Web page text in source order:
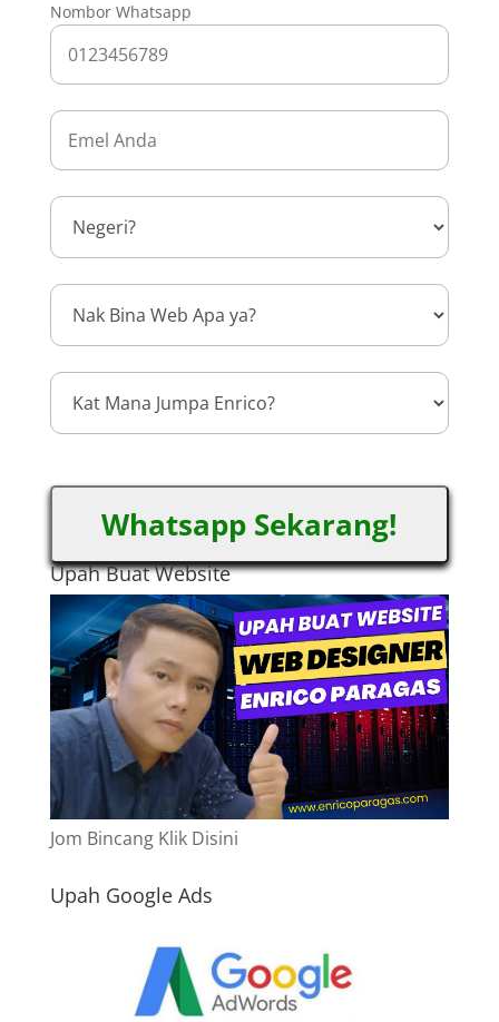
Nombor Whatsapp
Whatsapp Sekarang!
Upah Buat Website
Jom Bincang Klik Disini
Upah Google Ads